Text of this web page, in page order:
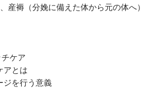
産褥（分娩に備えた体から元の体へ）
ケア
アとは
を行う意義